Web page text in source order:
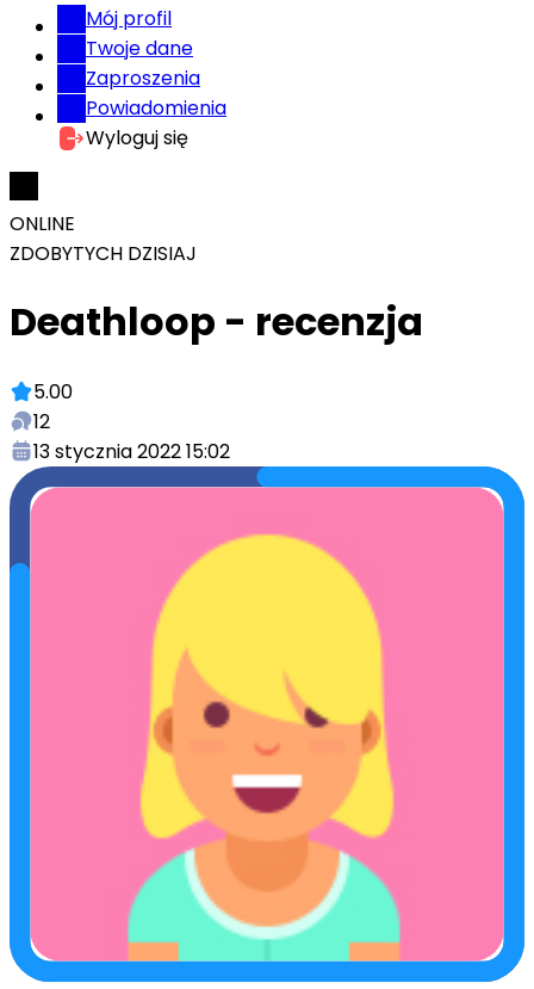
Mój profil
Twoje dane
Zaproszenia
Powiadomienia
Wyloguj się
ONLINE
ZDOBYTYCH DZISIAJ
Deathloop - recenzja
5.00
12
13 stycznia 2022 15:02